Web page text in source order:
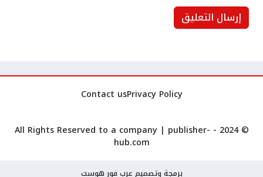
Privacy Policy
Contact us
© 2024 - All Rights Reserved to a company |
publisher-
hub.com
برمجة وتصميم عرب فور هوست